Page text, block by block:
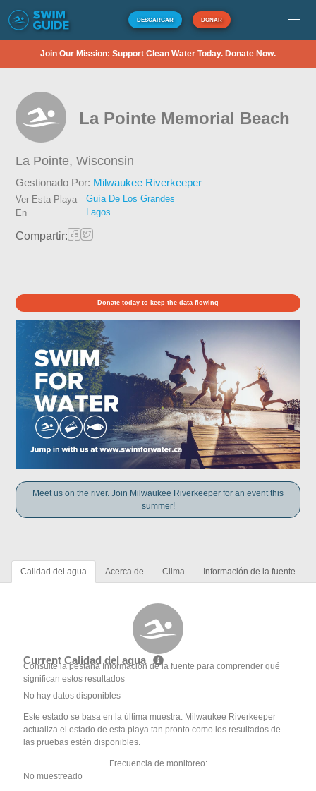
DESCARGAR DONAR
Join Our Mission: Support Clean Water Today. Donate Now.
La Pointe Memorial Beach
La Pointe,Wisconsin
Gestionado Por: Milwaukee Riverkeeper
Ver Esta Playa
En
Guía De Los Grandes
Lagos
Compartir:
Donate today to keep the data flowing
Meet us on the river. Join Milwaukee Riverkeeper for an event this
summer!
Calidad del agua Acerca de Clima Información de la fuente
Current Calidad del agua
Consulte la pestaña Información de la fuente para comprender qué
significan estos resultados
No hay datos disponibles
Este estado se basa en la última muestra. Milwaukee Riverkeeper
actualiza el estado de esta playa tan pronto como los resultados de
las pruebas estén disponibles.
Frecuencia de monitoreo:
No muestreado